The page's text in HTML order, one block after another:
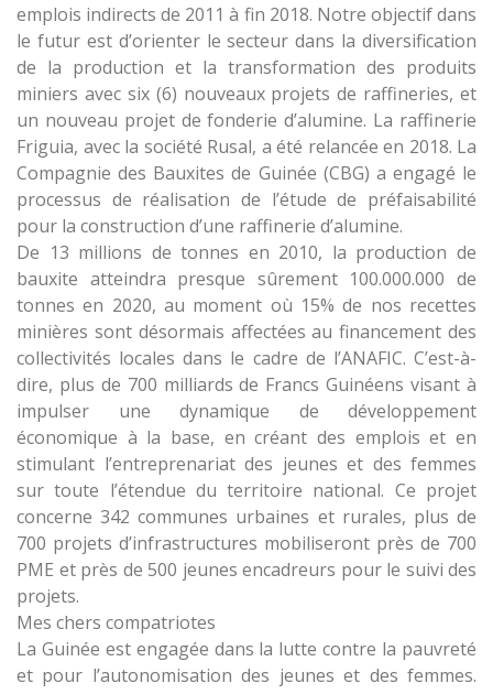
emplois indirects de 2011 à fin 2018. Notre objectif dans
le futur est d’orienter le secteur dans la diversification
de la production et la transformation des produits
miniers avec six (6) nouveaux projets de raffineries, et
un nouveau projet de fonderie d’alumine. La raffinerie
Friguia, avec la société Rusal, a été relancée en 2018. La
Compagnie des Bauxites de Guinée (CBG) a engagé le
processus de réalisation de l’étude de préfaisabilité
pour la construction d’une raffinerie d’alumine.
De 13 millions de tonnes en 2010, la production de
bauxite atteindra presque sûrement 100.000.000 de
tonnes en 2020, au moment où 15% de nos recettes
minières sont désormais affectées au financement des
collectivités locales dans le cadre de l’ANAFIC. C’est-à-
dire, plus de 700 milliards de Francs Guinéens visant à
impulser une dynamique de développement
économique à la base, en créant des emplois et en
stimulant l’entreprenariat des jeunes et des femmes
sur toute l’étendue du territoire national. Ce projet
concerne 342 communes urbaines et rurales, plus de
700 projets d’infrastructures mobiliseront près de 700
PME et près de 500 jeunes encadreurs pour le suivi des
projets.
Mes chers compatriotes
La Guinée est engagée dans la lutte contre la pauvreté
et pour l’autonomisation des jeunes et des femmes.